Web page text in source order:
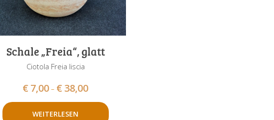
Schale „Freia“, glatt
Ciotola Freia liscia
€ 7,00 – € 38,00
WEITERLESEN